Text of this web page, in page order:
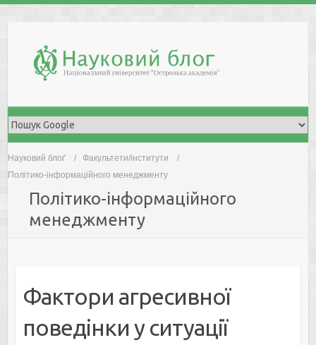
Науковий блоґ
Факультети/інститути
Політико-інформаційного менеджменту
Політико-інформаційного
менеджменту
Фактори агресивної
поведінки у ситуації